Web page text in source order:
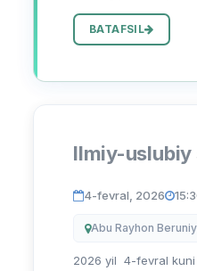
BATAFSIL
Ilmiy-uslubiy
4-fevral, 2026
Abu Rayhon
2026 yil 4-fevral kuni